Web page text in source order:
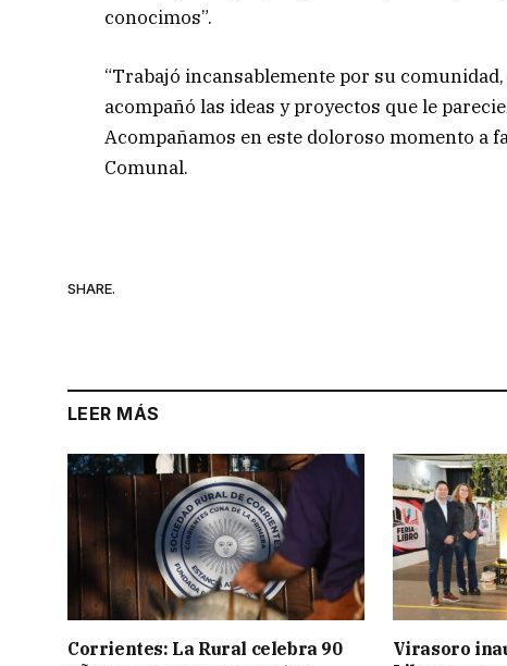
conocimos”.
“Trabajó incansablemente por su
acompañó las ideas y proyectos que le
Acompañamos en este doloroso momento a
Comunal.
SHARE.
LEER MÁS
Corrientes: La Rural celebra 90
Virasoro